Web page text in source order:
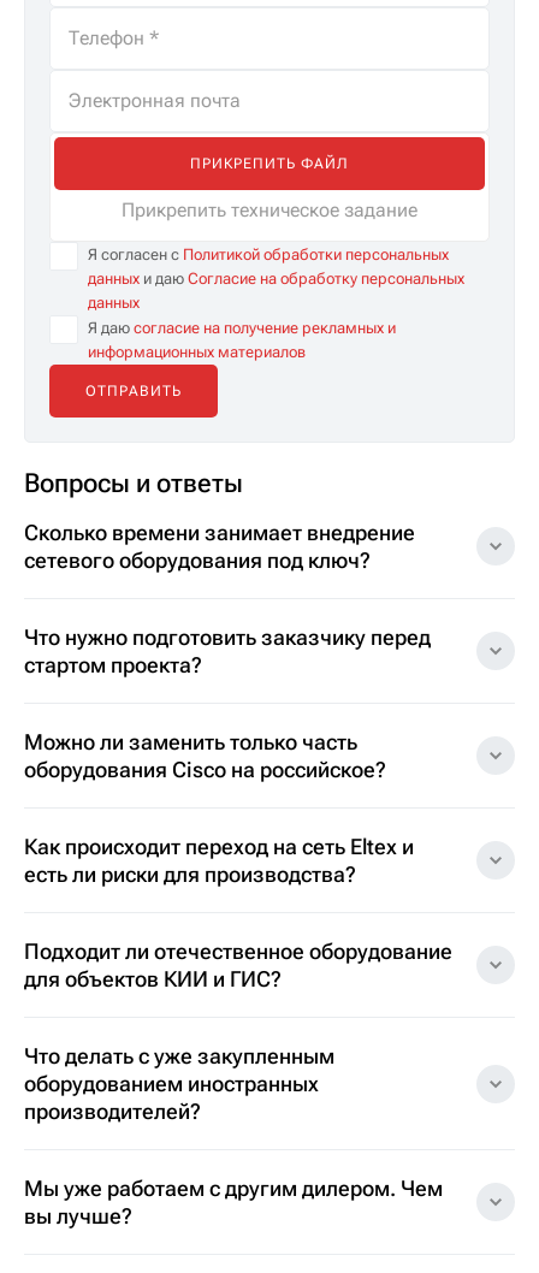
ПРИКРЕПИТЬ ФАЙЛ
Прикрепить техническое задание
Я согласен с Политикой обработки персональных
данных и даю Согласие на обработку персональных
данных
Я даю согласие на получение рекламных и
информационных материалов
Вопросы и ответы
Сколько времени занимает внедрение
сетевого оборудования под ключ?
Что нужно подготовить заказчику перед
стартом проекта?
Можно ли заменить только часть
оборудования Cisco на российское?
Как происходит переход на сеть Eltex и
есть ли риски для производства?
Подходит ли отечественное оборудование
для объектов КИИ и ГИС?
Что делать с уже закупленным
оборудованием иностранных
производителей?
Мы уже работаем с другим дилером. Чем
вы лучше?